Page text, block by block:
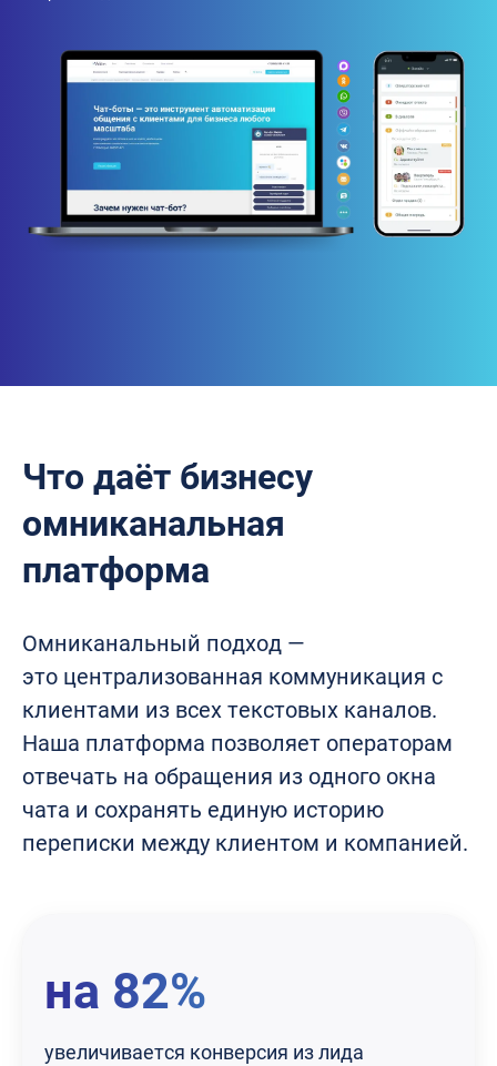
Что даёт бизнесу
омниканальная
платформа
Омниканальный подход —
это централизованная коммуникация с
клиентами из всех текстовых каналов.
Наша платформа позволяет операторам
отвечать на обращения из одного окна
чата и сохранять единую историю
переписки между клиентом и компанией.
на 82%
увеличивается конверсия из лида